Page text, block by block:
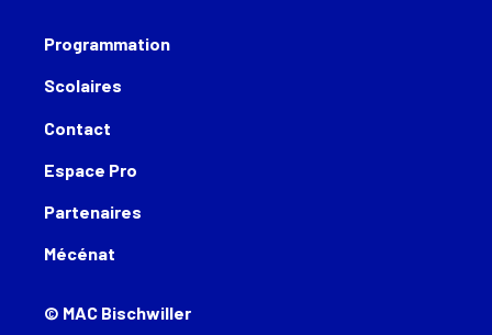
Programmation
Scolaires
Contact
Espace Pro
Partenaires
Mécénat
© MAC Bischwiller